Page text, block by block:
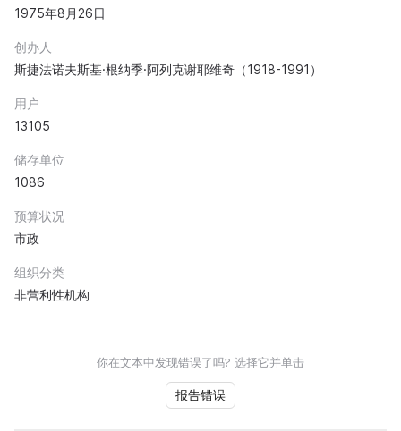
1975年8月26日
创办人
斯捷法诺夫斯基·根纳季·阿列克谢耶维奇（1918-1991）
用户
13105
储存单位
1086
预算状况
市政
组织分类
非营利性机构
你在文本中发现错误了吗? 选择它并单击
报告错误